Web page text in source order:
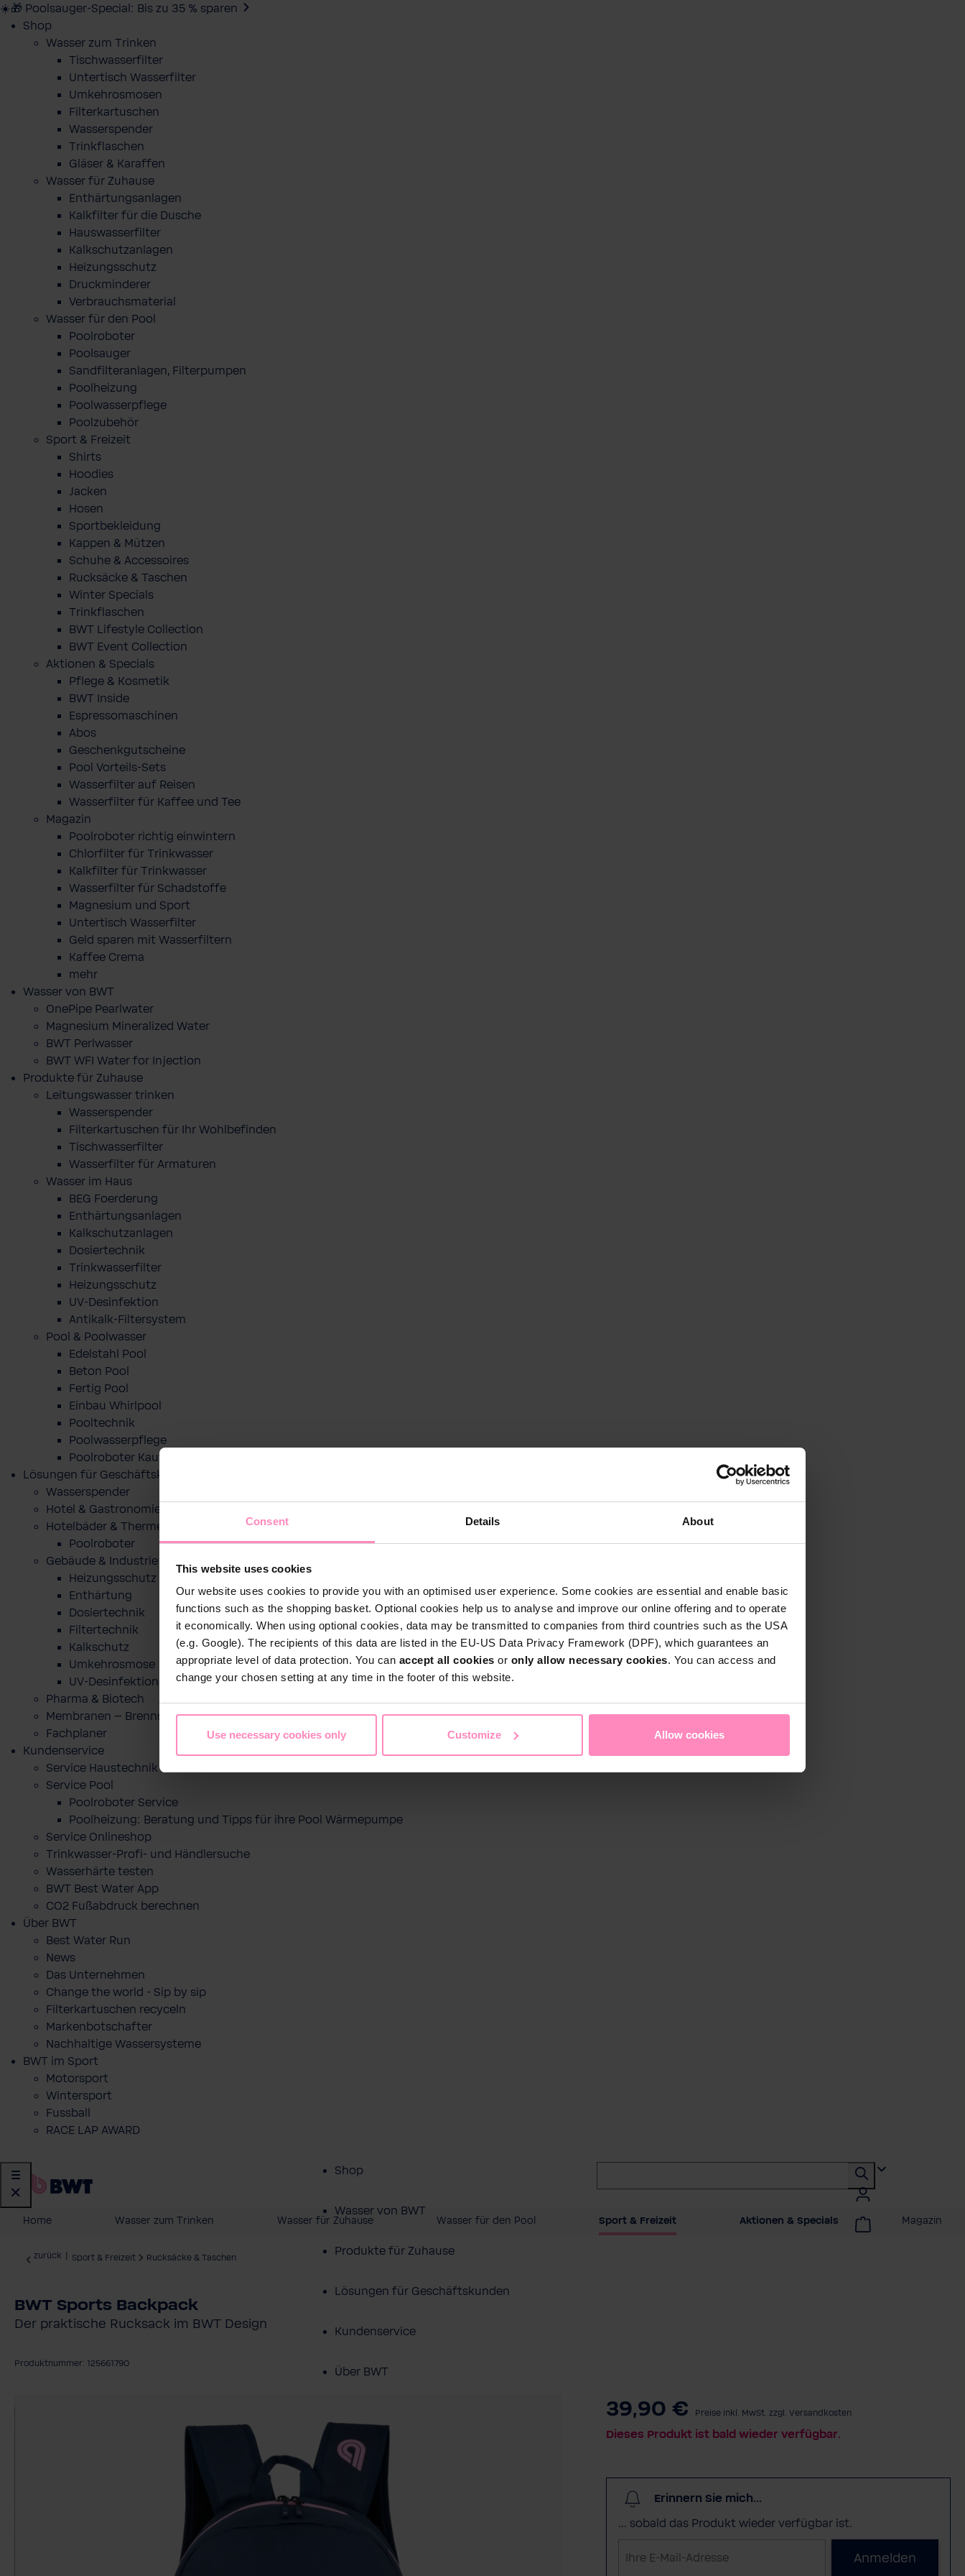
Consent Details About
This website uses cookies
Our website uses cookies to provide you with an optimised user experience. Some cookies are essential and enable basic
functions such as the shopping basket. Optional cookies help us to analyse and improve our online offering and to operate
it economically. When using optional cookies, data may be transmitted to companies from third countries such as the USA
(e.g. Google). The recipients of this data are listed in the EU-US Data Privacy Framework (DPF), which guarantees an
appropriate level of data protection. You can accept all cookies or only allow necessary cookies. You can access and
change your chosen setting at any time in the footer of this website.
Use necessary cookies only Customize Allow cookies
☀️🎁 Poolsauger-Special: Bis zu 35 % sparen
Shop
Wasser zum Trinken
Tischwasserfilter
Untertisch Wasserfilter
Umkehrosmosen
Filterkartuschen
Wasserspender
Trinkflaschen
Gläser & Karaffen
Wasser für Zuhause
Enthärtungsanlagen
Kalkfilter für die Dusche
Hauswasserfilter
Kalkschutzanlagen
Heizungsschutz
Druckminderer
Verbrauchsmaterial
Wasser für den Pool
Poolroboter
Poolsauger
Sandfilteranlagen, Filterpumpen
Poolheizung
Poolwasserpflege
Poolzubehör
Sport & Freizeit
Shirts
Hoodies
Jacken
Hosen
Sportbekleidung
Kappen & Mützen
Schuhe & Accessoires
Rucksäcke & Taschen
Winter Specials
Trinkflaschen
BWT Lifestyle Collection
BWT Event Collection
Aktionen & Specials
Pflege & Kosmetik
BWT Inside
Espressomaschinen
Abos
Geschenkgutscheine
Pool Vorteils-Sets
Wasserfilter auf Reisen
Wasserfilter für Kaffee und Tee
Magazin
Poolroboter richtig einwintern
Chlorfilter für Trinkwasser
Kalkfilter für Trinkwasser
Wasserfilter für Schadstoffe
Magnesium und Sport
Untertisch Wasserfilter
Geld sparen mit Wasserfiltern
Kaffee Crema
mehr
Wasser von BWT
OnePipe Pearlwater
Magnesium Mineralized Water
BWT Perlwasser
BWT WFI Water for Injection
Produkte für Zuhause
Leitungswasser trinken
Wasserspender
Filterkartuschen für Ihr Wohlbefinden
Tischwasserfilter
Wasserfilter für Armaturen
Wasser im Haus
BEG Foerderung
Enthärtungsanlagen
Kalkschutzanlagen
Dosiertechnik
Trinkwasserfilter
Heizungsschutz
UV-Desinfektion
Antikalk-Filtersystem
Pool & Poolwasser
Edelstahl Pool
Beton Pool
Fertig Pool
Einbau Whirlpool
Pooltechnik
Poolwasserpflege
Poolroboter Kaufberatung und Tipps
Lösungen für Geschäftskunden
Wasserspender
Hotel & Gastronomie
Hotelbäder & Thermen
Poolroboter
Gebäude & Industrie
Heizungsschutz
Enthärtung
Dosiertechnik
Filtertechnik
Kalkschutz
Umkehrosmose
UV-Desinfektion
Pharma & Biotech
Membranen – Brennstoffzelle
Fachplaner
Kundenservice
Service Haustechnik
Service Pool
Poolroboter Service
Poolheizung: Beratung und Tipps für ihre Pool Wärmepumpe
Service Onlineshop
Trinkwasser-Profi- und Händlersuche
Wasserhärte testen
BWT Best Water App
CO2 Fußabdruck berechnen
Über BWT
Best Water Run
News
Das Unternehmen
Change the world - Sip by sip
Filterkartuschen recyceln
Markenbotschafter
Nachhaltige Wassersysteme
BWT im Sport
Motorsport
Wintersport
Fussball
RACE LAP AWARD
Shop
Wasser von BWT
Produkte für Zuhause
Lösungen für Geschäftskunden
Kundenservice
Über BWT
Home Wasser zum Trinken Wasser für Zuhause Wasser für den Pool Sport & Freizeit Aktionen & Specials Magazin
zurück Sport & Freizeit Rucksäcke & Taschen
BWT Sports Backpack
Der praktische Rucksack im BWT Design
Produktnummer: 125661790
39,90 € Preise inkl. MwSt. zzgl. Versandkosten
Dieses Produkt ist bald wieder verfügbar.
Erinnern Sie mich...
... sobald das Produkt wieder verfügbar ist.
Anmelden